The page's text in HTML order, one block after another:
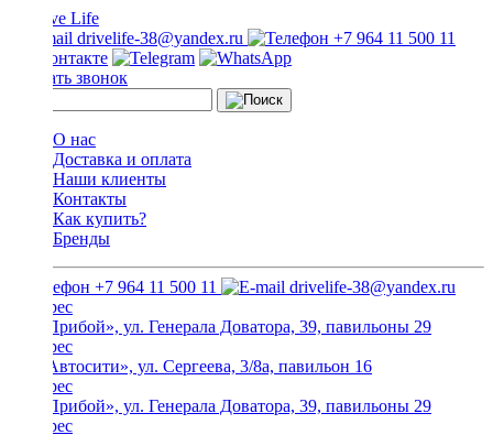
drivelife-38@yandex.ru +7 964 11 500 11
Заказать звонок
О нас
Доставка и оплата
Наши клиенты
Контакты
Как купить?
Бренды
+7 964 11 500 11 drivelife-38@yandex.ru
ТЦ «Прибой», ул. Генерала Доватора, 39, павильоны 29
ТЦ «Автосити», ул. Сергеева, 3/8а, павильон 16
ТЦ «Прибой», ул. Генерала Доватора, 39, павильоны 29